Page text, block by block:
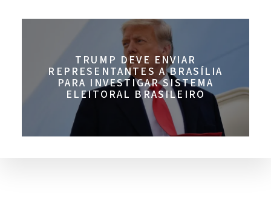
TRUMP DEVE ENVIAR
REPRESENTANTES A BRASÍLIA
PARA INVESTIGAR SISTEMA
ELEITORAL BRASILEIRO